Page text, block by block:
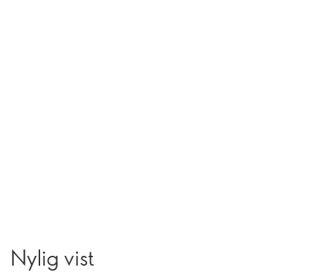
Nylig vist